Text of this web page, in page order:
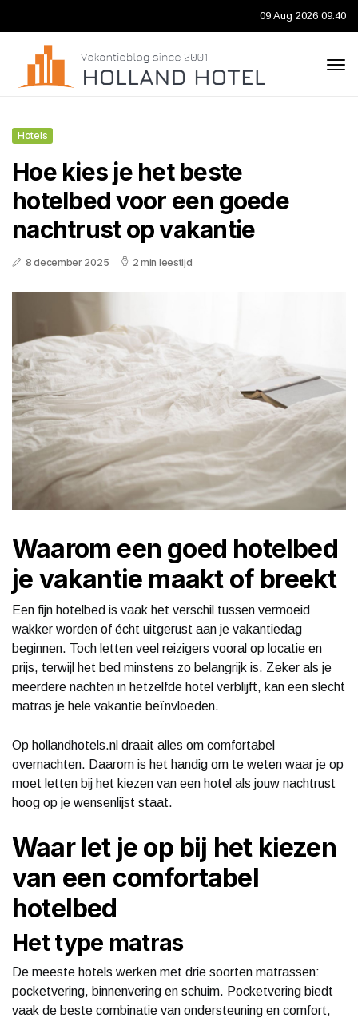
09 Aug 2026 09:40
Hotels
Hoe kies je het beste
hotelbed voor een goede
nachtrust op vakantie
8 december 2025 2 min leestijd
Waarom een goed hotelbed
je vakantie maakt of breekt
Een fijn hotelbed is vaak het verschil tussen vermoeid
wakker worden of écht uitgerust aan je vakantiedag
beginnen. Toch letten veel reizigers vooral op locatie en
prijs, terwijl het bed minstens zo belangrijk is. Zeker als je
meerdere nachten in hetzelfde hotel verblijft, kan een slecht
matras je hele vakantie beïnvloeden.
Op hollandhotels.nl draait alles om comfortabel
overnachten. Daarom is het handig om te weten waar je op
moet letten bij het kiezen van een hotel als jouw nachtrust
hoog op je wensenlijst staat.
Waar let je op bij het kiezen
van een comfortabel
hotelbed
Het type matras
De meeste hotels werken met drie soorten matrassen:
pocketvering, binnenvering en schuim. Pocketvering biedt
vaak de beste combinatie van ondersteuning en comfort,